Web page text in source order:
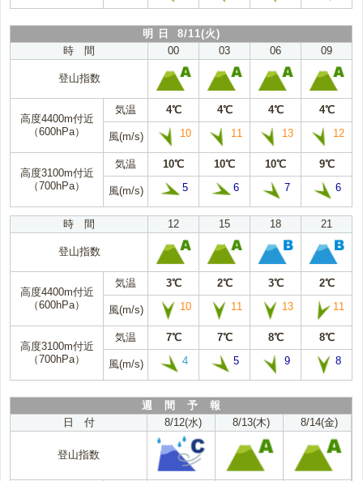
明 日 8/11(火)
時 間
00 03 06 09
登山指数
高度4400m付近
（600hPa）
気温 4℃ 4℃ 4℃ 4℃
風(m/s) 10 11 13 12
高度3100m付近
（700hPa）
気温 10℃ 10℃ 10℃ 9℃
風(m/s) 5 6 7 6
時 間 12 15 18 21
登山指数
高度4400m付近
（600hPa）
気温 3℃ 2℃ 3℃ 2℃
風(m/s) 10 11 13 11
高度3100m付近
（700hPa）
気温 7℃ 7℃ 8℃ 8℃
風(m/s) 4 5 9 8
週 間 予 報
日 付
8/12(水) 8/13(木) 8/14(金)
登山指数